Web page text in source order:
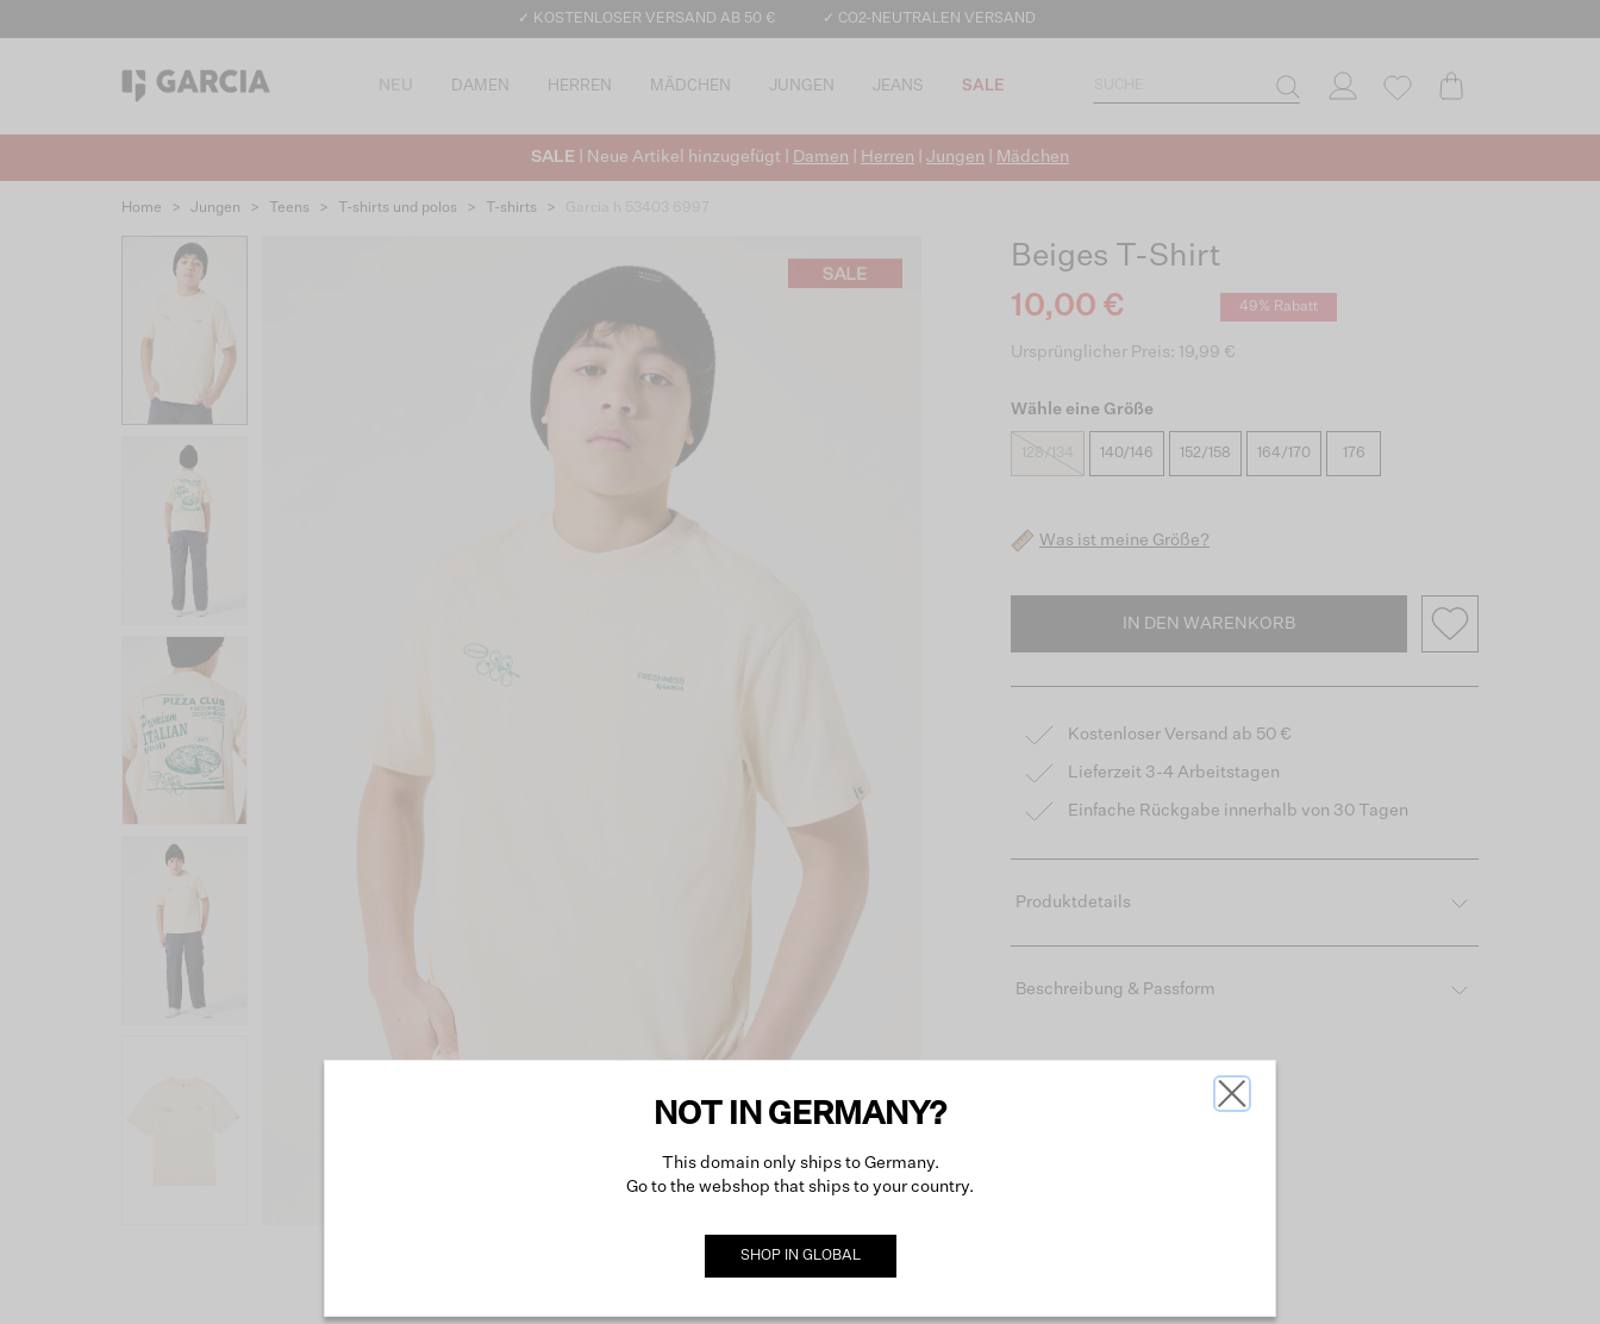
✓ KOSTENLOSER VERSAND AB 50 € ✓ CO2-NEUTRALEN VERSAND
NEU DAMEN HERREN MÄDCHEN JUNGEN JEANS SALE
SALE | Neue Artikel hinzugefügt | Damen Herren Jungen Mädchen
Home > Jungen > Teens > T-shirts und polos > T-shirts >
Beiges T-Shirt
10,00 €
49% Rabatt
Ursprünglicher Preis: 19,99 €
Wähle eine Größe
128/134 140/146 152/158 164/170 176
Was ist meine Größe?
IN DEN WARENKORB
Kostenloser Versand ab 50 €
Lieferzeit 3-4 Arbeitstagen
Einfache Rückgabe innerhalb von 30 Tagen
Produktdetails
Beschreibung & Passform
NOT IN GERMANY?
This domain only ships to Germany.
Go to the webshop that ships to your country.
SHOP IN GLOBAL